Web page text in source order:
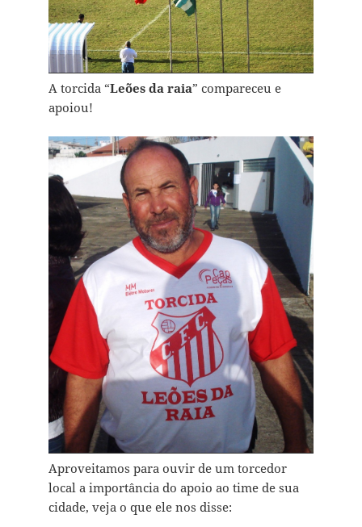
A torcida “Leões da raia” compareceu e
apoiou!
Aproveitamos para ouvir de um torcedor
local a importância do apoio ao time de sua
cidade, veja o que ele nos disse: